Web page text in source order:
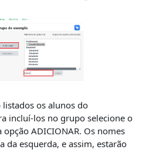
listados os alunos do
incluí-los no grupo selecione o
ADICIONAR. Os nomes
da esquerda, e assim, estarão